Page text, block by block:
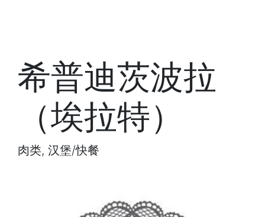
希普迪茨波拉
（埃拉特）
肉类, 汉堡/快餐